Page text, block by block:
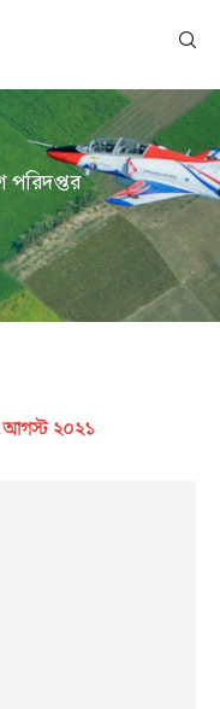
পরিদপ্তর
আগস্ট ২০২১